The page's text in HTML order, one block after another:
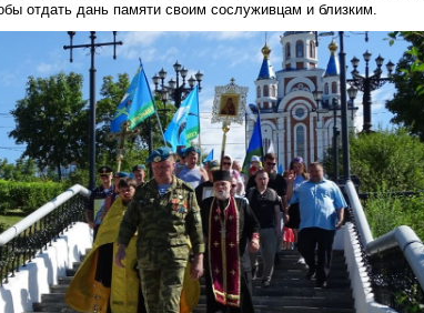
отдать дань памяти своим сослуживцам и близким.